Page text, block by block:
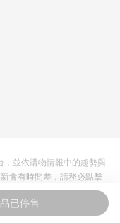
已停售
，並依購物情報中的趨勢與
會有時間差，請務必點擊
切資訊以合作廠商網頁為